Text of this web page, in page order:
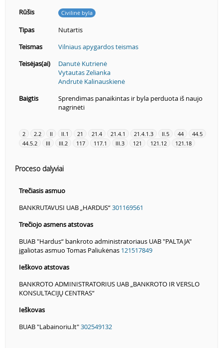
Rūšis
Civilinė byla
Tipas
Nutartis
Teismas
Vilniaus apygardos teismas
Teisėjas(ai)
Danutė Kutrienė
Vytautas Zelianka
Andrutė Kalinauskienė
Baigtis
Sprendimas panaikintas ir byla perduota iš naujo
nagrinėti
2 2.2 II II.1 21 21.4 21.4.1 21.4.1.3 II.5 44
44.5
44.5.2
III III.2 117 117.1 III.3 121 121.12 121.18
Proceso dalyviai
Trečiasis asmuo
BANKRUTAVUSI UAB „HARDUS“301169561
Trečiojo asmens atstovas
BUAB "Hardus“ bankroto administratoriaus UAB "PALTAJA"
įgaliotas asmuo Tomas Paliukėnas 121517849
Ieškovo atstovas
BANKROTO ADMINISTRATORIUS UAB „BANKROTO IR VERSLO
KONSULTACIJŲ CENTRAS“
Ieškovas
BUAB "Labainoriu.lt"302549132